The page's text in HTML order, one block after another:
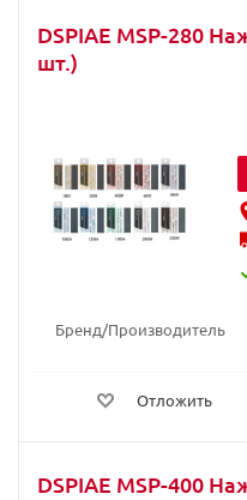
DSPIAE MSP-280
шт.)
Бренд/Производитель
Отложить
DSPIAE MSP-400